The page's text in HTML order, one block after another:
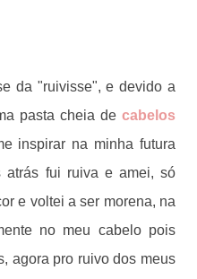
da "ruivisse", e devido a
pasta cheia de cabelos
inspirar na minha futura
atrás fui ruiva e amei, só
e voltei a ser morena, na
no meu cabelo pois
agora pro ruivo dos meus